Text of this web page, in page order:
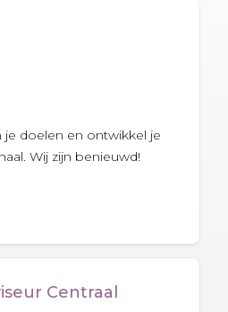
je doelen en ontwikkel je
Wij zijn benieuwd!
Centraal